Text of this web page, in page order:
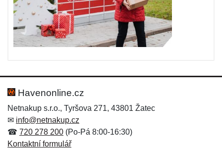
Havenonline.cz
Netnakup s.r.o., Tyršova 271, 43801 Žatec
✉ info@netnakup.cz
☎ 720 278 200 (Po-Pá 8:00-16:30)
Kontaktní formulář